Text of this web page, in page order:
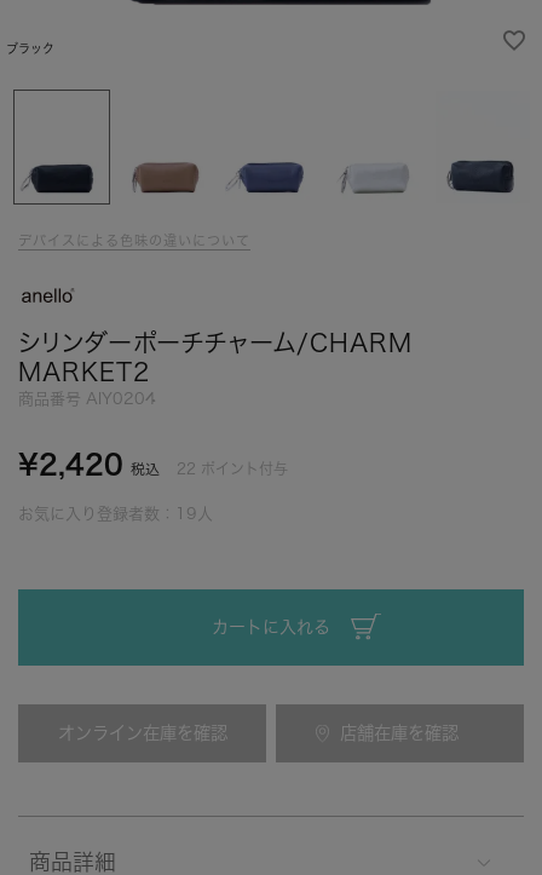
ブラック
デバイスによる色味の違いについて
シリンダーポーチチャーム/CHARM
MARKET2
商品番号 AIY0204
¥2,420 税込 22 ポイント付与
お気に入り登録者数： 19 人
カートに入れる
オンライン在庫を確認 店舗在庫を確認
商品詳細